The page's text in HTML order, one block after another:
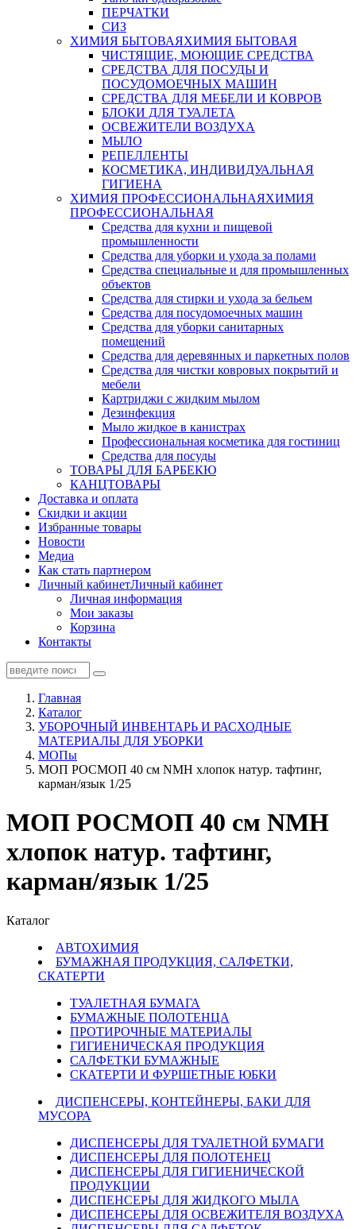
ПЕРЧАТКИ
СИЗ
ХИМИЯ БЫТОВАЯХИМИЯ БЫТОВАЯ
ЧИСТЯЩИЕ, МОЮЩИЕ СРЕДСТВА
СРЕДСТВА ДЛЯ ПОСУДЫ И
ПОСУДОМОЕЧНЫХ МАШИН
СРЕДСТВА ДЛЯ МЕБЕЛИ И КОВРОВ
БЛОКИ ДЛЯ ТУАЛЕТА
ОСВЕЖИТЕЛИ ВОЗДУХА
МЫЛО
РЕПЕЛЛЕНТЫ
КОСМЕТИКА, ИНДИВИДУАЛЬНАЯ
ГИГИЕНА
ХИМИЯ ПРОФЕССИОНАЛЬНАЯХИМИЯ
ПРОФЕССИОНАЛЬНАЯ
Средства для кухни и пищевой
промышленности
Средства для уборки и ухода за полами
Средства специальные и для промышленных
объектов
Средства для стирки и ухода за бельем
Средства для посудомоечных машин
Средства для уборки санитарных
помещений
Средства для деревянных и паркетных полов
Средства для чистки ковровых покрытий и
мебели
Картриджи с жидким мылом
Дезинфекция
Мыло жидкое в канистрах
Профессиональная косметика для гостиниц
Средства для посуды
ТОВАРЫ ДЛЯ БАРБЕКЮ
КАНЦТОВАРЫ
Доставка и оплата
Скидки и акции
Избранные товары
Новости
Медиа
Как стать партнером
Личный кабинетЛичный кабинет
Личная информация
Мои заказы
Корзина
Контакты
Главная
Каталог
УБОРОЧНЫЙ ИНВЕНТАРЬ И РАСХОДНЫЕ
МАТЕРИАЛЫ ДЛЯ УБОРКИ
МОПы
МОП РОСМОП 40 см NМH хлопок натур. тафтинг,
карман/язык 1/25
МОП РОСМОП 40 см NМH
хлопок натур. тафтинг,
карман/язык 1/25
Каталог
АВТОХИМИЯ
БУМАЖНАЯ ПРОДУКЦИЯ, САЛФЕТКИ,
СКАТЕРТИ
ТУАЛЕТНАЯ БУМАГА
БУМАЖНЫЕ ПОЛОТЕНЦА
ПРОТИРОЧНЫЕ МАТЕРИАЛЫ
ГИГИЕНИЧЕСКАЯ ПРОДУКЦИЯ
САЛФЕТКИ БУМАЖНЫЕ
СКАТЕРТИ И ФУРШЕТНЫЕ ЮБКИ
ДИСПЕНСЕРЫ, КОНТЕЙНЕРЫ, БАКИ ДЛЯ
МУСОРА
ДИСПЕНСЕРЫ ДЛЯ ТУАЛЕТНОЙ БУМАГИ
ДИСПЕНСЕРЫ ДЛЯ ПОЛОТЕНЕЦ
ДИСПЕНСЕРЫ ДЛЯ ГИГИЕНИЧЕСКОЙ
ПРОДУКЦИИ
ДИСПЕНСЕРЫ ДЛЯ ЖИДКОГО МЫЛА
ДИСПЕНСЕРЫ ДЛЯ ОСВЕЖИТЕЛЯ ВОЗДУХА